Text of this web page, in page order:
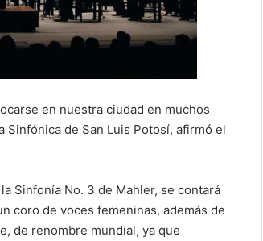
en nuestra ciudad en muchos
Sinfónica de San Luis Potosí, afirmó el
Sinfonía No. 3 de Mahler, se contará
coro de voces femeninas, además de
de renombre mundial, ya que